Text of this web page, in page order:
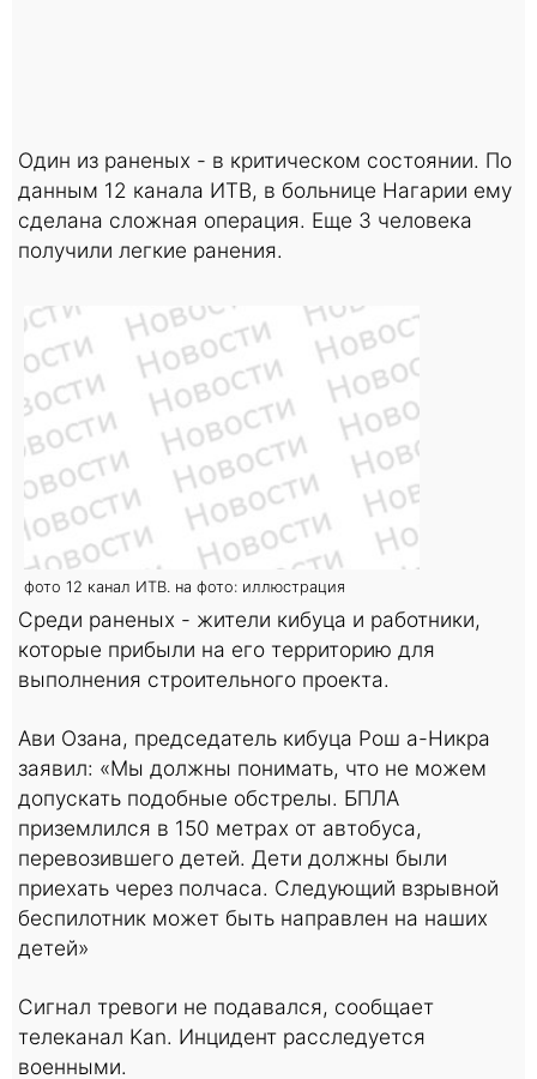
Один из раненых - в критическом состоянии. По
данным 12 канала ИТВ, в больнице Нагарии ему
сделана сложная операция. Еще 3 человека
получили легкие ранения.
фото 12 канал ИТВ. на фото: иллюстрация
Среди раненых - жители кибуца и работники,
которые прибыли на его территорию для
выполнения строительного проекта.
Ави Озана, председатель кибуца Рош а-Никра
заявил: «Мы должны понимать, что не можем
допускать подобные обстрелы. БПЛА
приземлился в 150 метрах от автобуса,
перевозившего детей. Дети должны были
приехать через полчаса. Следующий взрывной
беспилотник может быть направлен на наших
детей»
Сигнал тревоги не подавался, сообщает
телеканал Kan. Инцидент расследуется
военными.